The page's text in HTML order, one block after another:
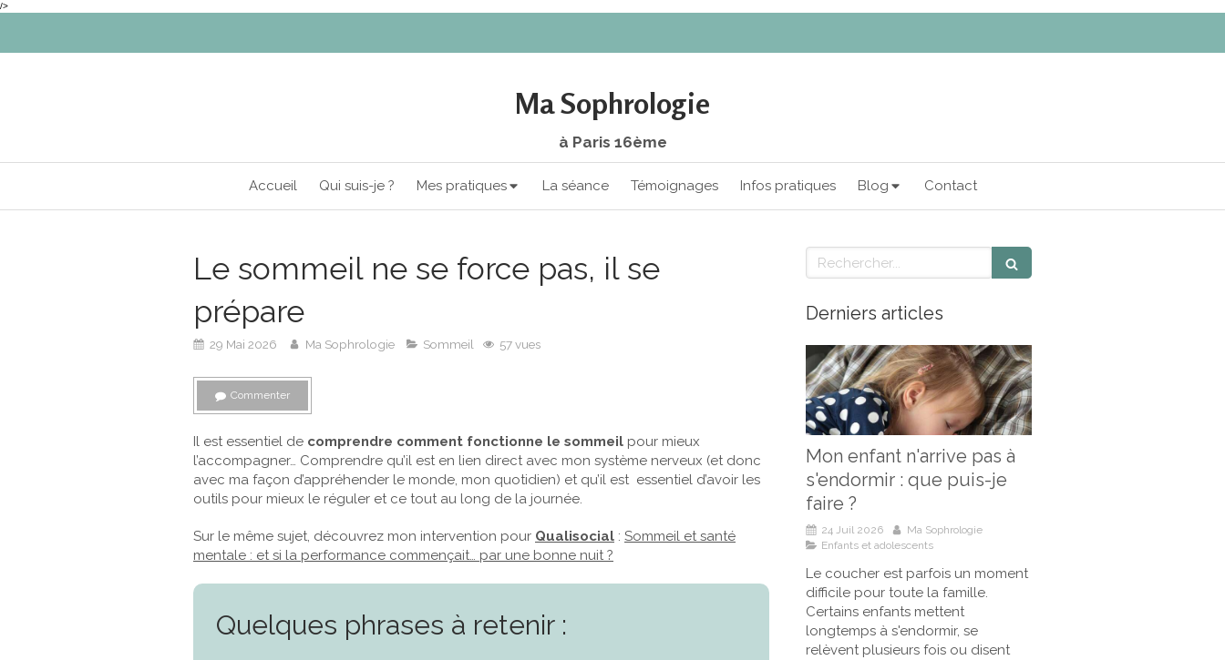
/>
Ma Sophrologie
à Paris 16ème
Accueil Qui suis-je ? Mes pratiques La séance Témoignages Infos pratiques Blog Contact
Le sommeil ne se force pas, il se
prépare
29 Mai 2026 Ma Sophrologie Sommeil 57 vues
Commenter
Il est essentiel de comprendre comment fonctionne le sommeil pour mieux
l’accompagner… Comprendre qu’il est en lien direct avec mon système nerveux (et donc
avec ma façon d’appréhender le monde, mon quotidien) et qu’il est essentiel d’avoir les
outils pour mieux le réguler et ce tout au long de la journée.
Sur le même sujet, découvrez mon intervention pour Qualisocial : Sommeil et santé
mentale : et si la performance commençait… par une bonne nuit ?
Quelques phrases à retenir :
Rechercher
Derniers articles
Mon enfant n'arrive pas à
s'endormir : que puis-je
faire ?
24 Juil 2026
Ma Sophrologie
Enfants et adolescents
Le coucher est parfois un moment
difficile pour toute la famille.
Certains enfants mettent
longtemps à s'endormir, se
relèvent plusieurs fois ou disent